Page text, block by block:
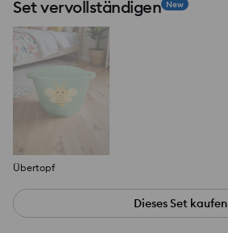
Set vervollständigen New
Übertopf
Dieses Set kaufen